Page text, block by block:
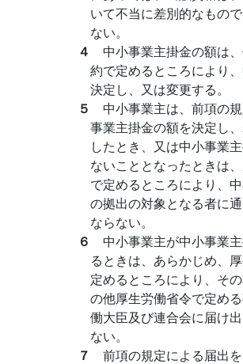
いて不当に差別的なもの
ない。
４ 中小事業主掛金の額は
約で定めるところにより
決定し、又は変更する。
５ 中小事業主は、前項の
事業主掛金の額を決定し
したとき、又は中小事業
ないこととなったときは
で定めるところにより、
の拠出の対象となる者に
ならない。
６ 中小事業主が中小事業
るときは、あらかじめ、
定めるところにより、そ
の他厚生労働省令で定め
働大臣及び連合会に届け
ない。
７ 前項の規定による届出